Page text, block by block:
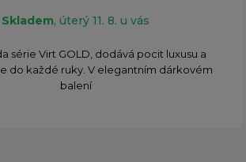
Skladem, úterý 11. 8. u vás
série Virt GOLD, dodává pocit luxusu a
do každé ruky. V elegantním dárkovém
balení